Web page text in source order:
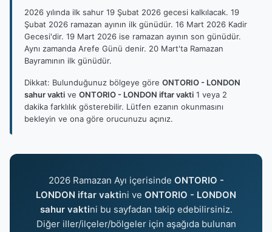
2026 yılında ilk sahur 19 Şubat 2026 gecesi kalkılacak. 19
Şubat 2026 ramazan ayının ilk günüdür. 16 Mart 2026 Kadir
Gecesi'dir. 19 Mart 2026 ise ramazan ayının son günüdür.
Aynı zamanda Arefe Günü denir. 20 Mart'ta Ramazan
Bayramının ilk günüdür.
Dikkat: Bulunduğunuz bölgeye göre ONTORIO - LONDON
sahur vakti ve ONTORIO - LONDON iftar vakti 1 veya 2
dakika farklılık gösterebilir. Lütfen ezanın okunmasını
bekleyin ve ona göre orucunuzu açınız.
2026 Ramazan Ayı içerisinde ONTORIO -
LONDON iftar vaktini ve ONTORIO - LONDON
sahur vaktini bu sayfadan takip edebilirsiniz.
Diğer iller/ilçeler/bölgeler için aşağıda bulunan